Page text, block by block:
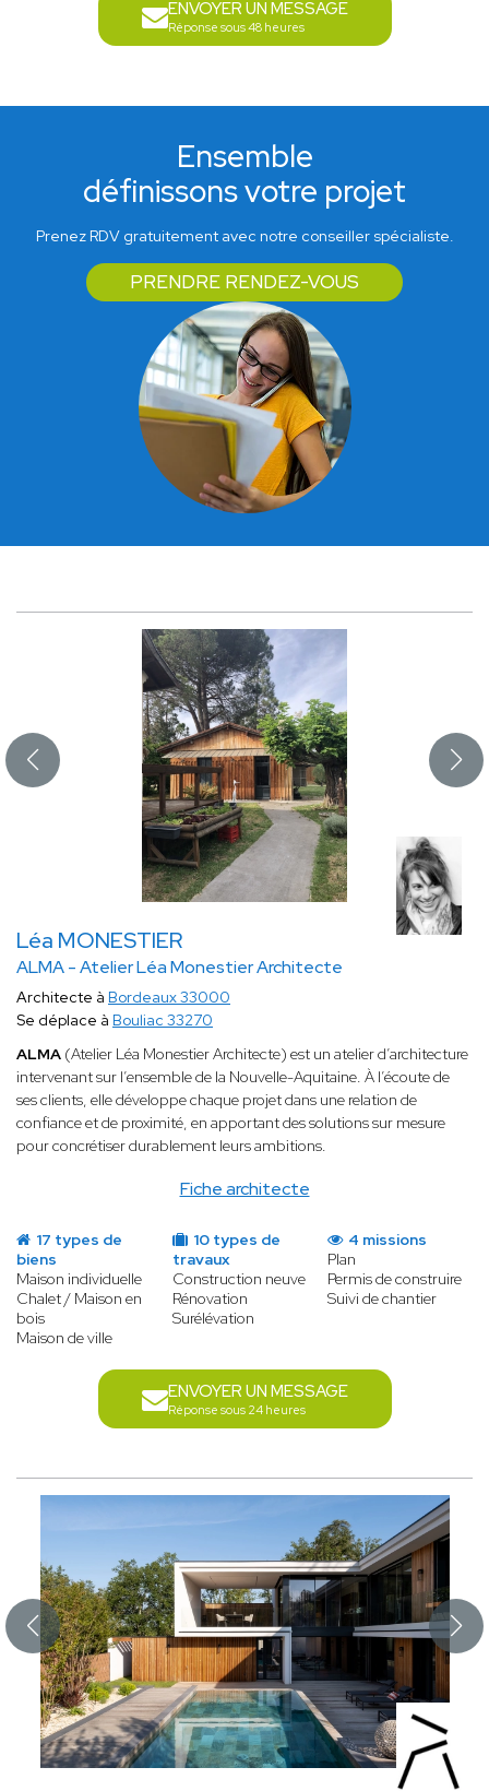
ENVOYER UN MESSAGE
Réponse sous 48 heures
Ensemble
définissons votre projet
Prenez RDV gratuitement avec notre conseiller spécialiste.
PRENDRE RENDEZ-VOUS
Léa MONESTIER
ALMA - Atelier Léa Monestier Architecte
Fiche architecte
Architecte à Bordeaux 33000
Se déplace à Bouliac 33270
ALMA (Atelier Léa Monestier Architecte) est un atelier d’architecture
intervenant sur l’ensemble de la Nouvelle-Aquitaine. À l’écoute de
ses clients, elle développe chaque projet dans une relation de
confiance et de proximité, en apportant des solutions sur mesure
pour concrétiser durablement leurs ambitions.
17 types de
biens
Maison individuelle
Chalet / Maison en
bois
Maison de ville
10 types de
travaux
Construction neuve
Rénovation
Surélévation
4 missions
Plan
Permis de construire
Suivi de chantier
ENVOYER UN MESSAGE
Réponse sous 24 heures